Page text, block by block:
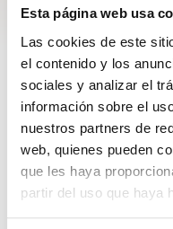
Esta página web usa
Las cookies de este
el contenido y los
sociales y analizar el
información sobre el
nuestros partners de
web, quienes pueden
que les haya
partir del uso que haya
A Congreso
¿Cuándo dispondrán las
calidad en todos los
Pregunta de FEUMVE